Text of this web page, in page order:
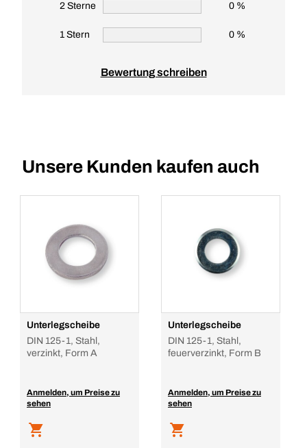
2 Sterne 0 %
1 Stern 0 %
Bewertung schreiben
Unsere Kunden kaufen auch
Unterlegscheibe
DIN 125-1, Stahl,
verzinkt, Form A
Anmelden, um Preise zu
sehen
Unterlegscheibe
DIN 125-1, Stahl,
feuerverzinkt, Form B
Anmelden, um Preise zu
sehen